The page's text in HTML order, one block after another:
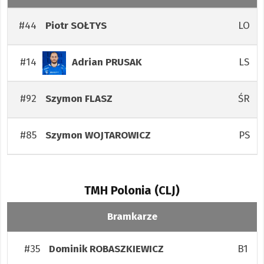
#44 PiotrSOŁTYS LO
#14 Adrian PRUSAK LS
#92 Szymon FLASZ ŚR
#85 Szymon WOJTAROWICZ PS
TMH Polonia (CLJ)
Bramkarze
#35 DominikROBASZKIEWICZ B1